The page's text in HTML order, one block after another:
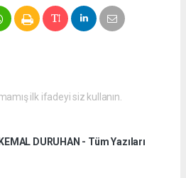
ilk ifadeyi siz kullanın.
DURUHAN - Tüm Yazıları